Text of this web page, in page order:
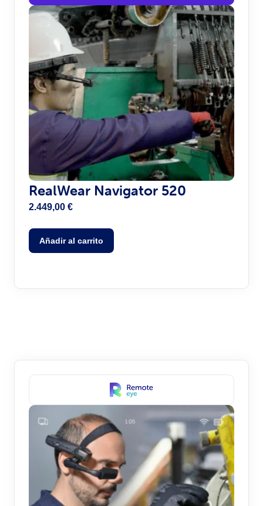
RealWear Navigator 520
2.449,00 €
Añadir al carrito